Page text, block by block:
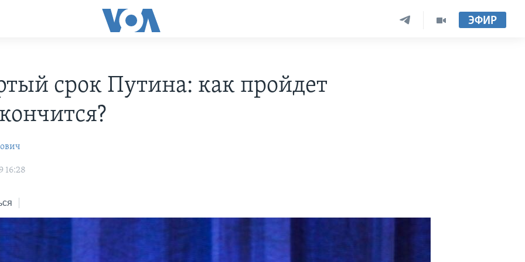
ЭФИР
срок Путина: как пройдет
16:28